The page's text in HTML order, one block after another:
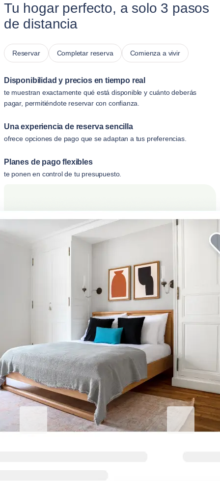
Tu hogar perfecto, a solo 3 pasos
de distancia
Reservar Completar reserva Comienza a vivir
Disponibilidad y precios en tiempo real
te muestran exactamente qué está disponible y cuánto deberás
pagar, permitiéndote reservar con confianza.
Una experiencia de reserva sencilla
ofrece opciones de pago que se adaptan a tus preferencias.
Planes de pago flexibles
te ponen en control de tu presupuesto.
Eleve su estancia corporativa